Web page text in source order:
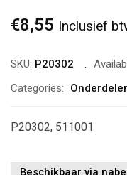
€8,55 Inclusief
SKU: P20302
Categories:
P20302, 511001
Beschikbaar via